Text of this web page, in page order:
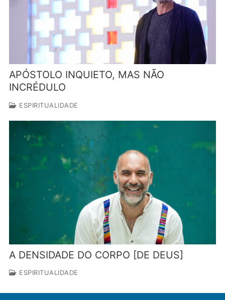
APÓSTOLO INQUIETO, MAS NÃO
INCRÉDULO
ESPIRITUALIDADE
A DENSIDADE DO CORPO [DE DEUS]
ESPIRITUALIDADE